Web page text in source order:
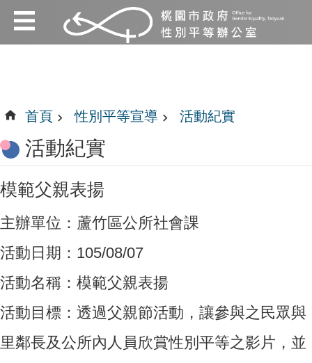
跳到主要內容區塊
:::
:::
首頁 性別平等宣導 活動紀實
活動紀實
模範父親表揚
主辦單位：蘆竹區公所社會課
活動日期：105/08/07
活動名稱：模範父親表揚
活動目標：透過父親節活動，讓參與之民眾與
里鄰長及公所內人員欣賞性別平等之影片，並